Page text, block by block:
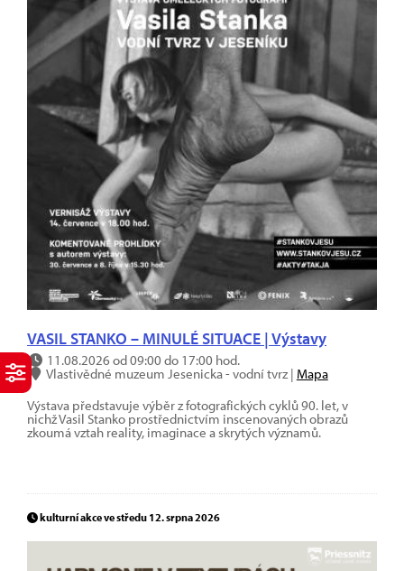
VASIL STANKO – MINULÉ SITUACE | Výstavy
11.08.2026 od 09:00 do 17:00 hod.
Vlastivědné muzeum Jesenicka - vodní tvrz | Mapa
Výstava představuje výběr z fotografických cyklů 90. let, v
nichž Vasil Stanko prostřednictvím inscenovaných obrazů
zkoumá vztah reality, imaginace a skrytých významů.
kulturní akce ve středu 12. srpna 2026